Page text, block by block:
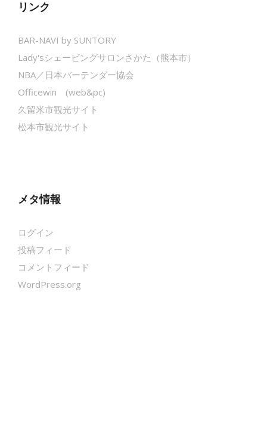
リンク
BAR-NAVI by SUNTORY
Lady'sシェービングサロンさかた（熊本市）
NBA／日本バーテンダー協会
Officewin (web&pc)
久留米市観光サイト
松本市観光サイト
メタ情報
ログイン
投稿フィード
コメントフィード
WordPress.org